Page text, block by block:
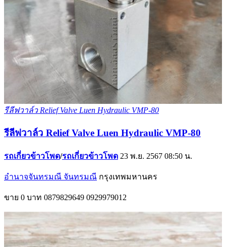
รีลีฟวาล์ว Relief Valve Luen Hydraulic VMP-80
รีลีฟวาล์ว Relief Valve Luen Hydraulic VMP-80
รถเกี่ยวข้าวโพด/รถเกี่ยวข้าวโพด 23 พ.ย. 2567 08:50 น.
อำนาจจันทรมณี จันทรมณี กรุงเทพมหานคร
ขาย 0 บาท 0879829649 0929979012